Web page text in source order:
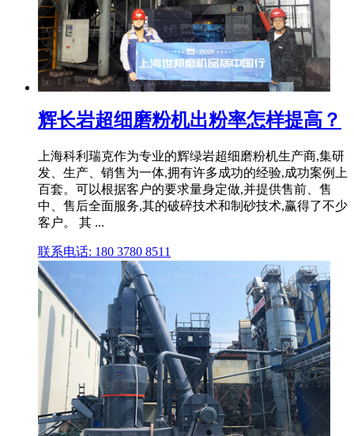
辉长岩超细磨粉机出粉率怎样提高？
上海科利瑞克作为专业的辉绿岩超细磨粉机生产商,集研
发、生产、销售为一体,拥有许多成功的经验,成功案例上
百套。可以根据客户的要求量身定做,并提供售前、售
中、售后全面服务,其的破碎技术和制砂技术,赢得了不少
客户。 其 ...
联系电话: 180 3780 8511